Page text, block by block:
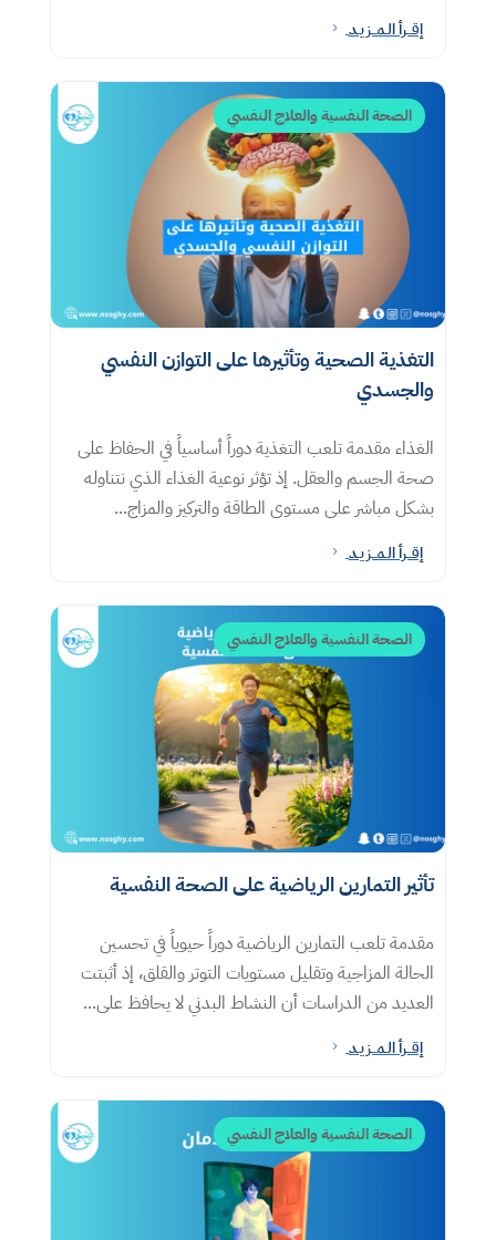
إقــرأ الـمــزيـد 5
الصحة النفسية والعلاج النفسي
التغذية الصحية وتأثيرها على التوازن النفسي
والجسدي
الغذاء مقدمة تلعب التغذية دوراً أساسياً في الحفاظ على
صحة الجسم والعقل. إذ تؤثر نوعية الغذاء الذي نتناوله
بشكل مباشر على مستوى الطاقة والتركيز والمزاج...
إقــرأ الـمــزيـد 5
الصحة النفسية والعلاج النفسي
تأثير التمارين الرياضية على الصحة النفسية
مقدمة تلعب التمارين الرياضية دوراً حيوياً في تحسين
الحالة المزاجية وتقليل مستويات التوتر والقلق، إذ أثبتت
العديد من الدراسات أن النشاط البدني لا يحافظ على...
إقــرأ الـمــزيـد 5
الصحة النفسية والعلاج النفسي